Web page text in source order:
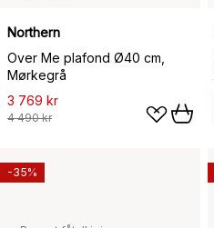
Northern
Over Me plafond Ø40 cm,
Mørkegrå
3 769 kr
4 490 kr
-35%